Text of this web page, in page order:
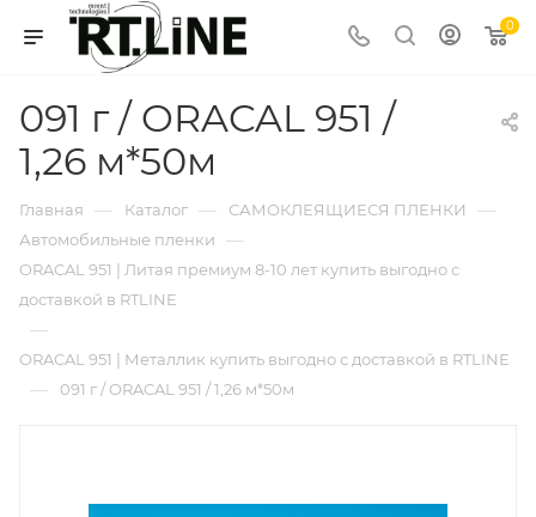
0
091 г / ORACAL 951 /
1,26 м*50м
Главная — Каталог — САМОКЛЕЯЩИЕСЯ ПЛЕНКИ —
Автомобильные пленки —
ORACAL 951 | Литая премиум 8-10 лет купить выгодно с
доставкой в RTLINE
—
ORACAL 951 | Металлик купить выгодно с доставкой в RTLINE
— 091 г / ORACAL 951 / 1,26 м*50м